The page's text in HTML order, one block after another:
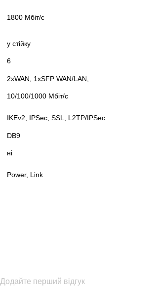
1800 Мбіт/с
у стійку
6
2xWAN, 1xSFP WAN/LAN,
10/100/1000 Мбіт/с
IKEv2, IPSec, SSL, L2TP/IPSec
DB9
ні
Power, Link
Додайте перший відгук